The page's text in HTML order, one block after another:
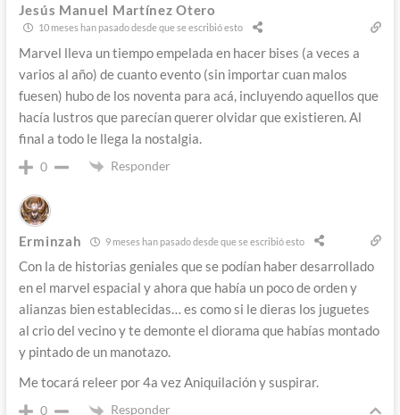
Jesús Manuel Martínez Otero
10 meses han pasado desde que se escribió esto
Marvel lleva un tiempo empelada en hacer bises (a veces a
varios al año) de cuanto evento (sin importar cuan malos
fuesen) hubo de los noventa para acá, incluyendo aquellos que
hacía lustros que parecían querer olvidar que existieren. Al
final a todo le llega la nostalgia.
0 Responder
Erminzah 9 meses han pasado desde que se escribió esto
Con la de historias geniales que se podían haber desarrollado
en el marvel espacial y ahora que había un poco de orden y
alianzas bien establecidas… es como si le dieras los juguetes
al crio del vecino y te demonte el diorama que habías montado
y pintado de un manotazo.
Me tocará releer por 4a vez Aniquilación y suspirar.
0 Responder